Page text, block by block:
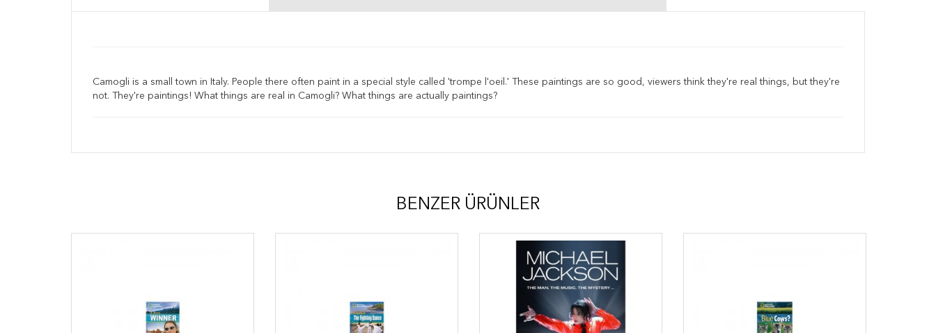
Camogli is a small town in Italy. People there often paint in a special style called 'trompe l'oeil.' These paintings are so good, viewers think they're real things, but they're
not. They're paintings! What things are real in Camogli? What things are actually paintings?
BENZER ÜRÜNLER